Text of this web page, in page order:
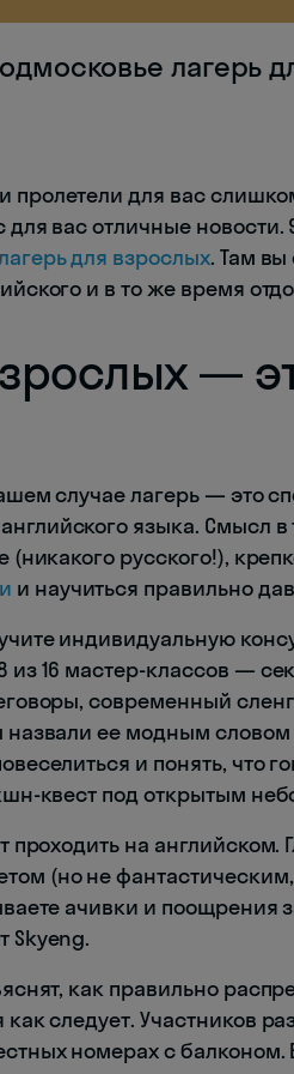
лагерь
пролетели для вас
вас отличные новости.
для взрослых. Там
и в то же время
—
случае лагерь — это
языка. Смысл
(никакого русского!),
и научиться правильно
индивидуальную
16 мастер-классов —
современный
назвали ее модным
и понять, что
квест под открытым
проходить на английском.
(но не
ачивки и поощрения
Skyeng.
как правильно
следует. Участников
номерах с балконом.